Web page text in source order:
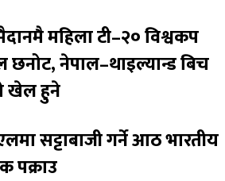
महिला टी–२० विश्वकप
छनोट, नेपाल–थाइल्यान्ड बिच
खेल हुने
सट्टाबाजी गर्ने आठ भारतीय
पक्राउ